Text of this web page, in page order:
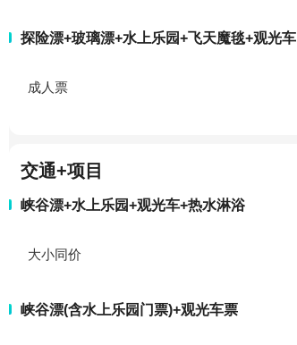
探险漂+玻璃漂+水上乐园+飞天魔毯+观光车
成人票
交通+项目
峡谷漂+水上乐园+观光车+热水淋浴
大小同价
峡谷漂(含水上乐园门票)+观光车票